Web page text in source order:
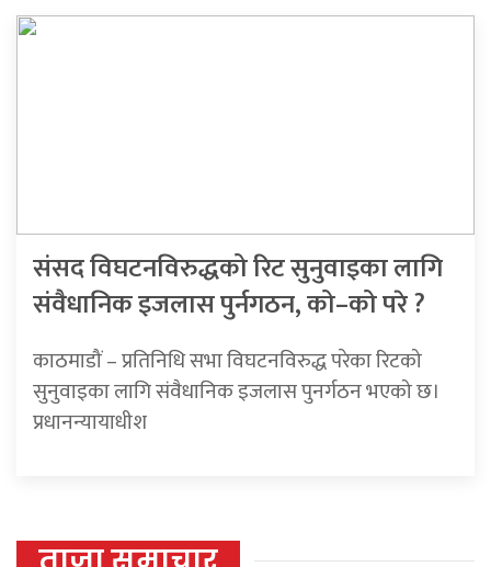
संसद विघटनविरुद्धको रिट सुनुवाइका लागि
संवैधानिक इजलास पुर्नगठन, को–को परे ?
काठमाडौं – प्रतिनिधि सभा विघटनविरुद्ध परेका रिटको
सुनुवाइका लागि संवैधानिक इजलास पुनर्गठन भएको छ।
प्रधानन्यायाधीश